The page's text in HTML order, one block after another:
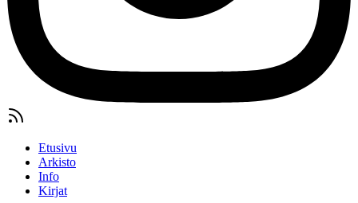
Etusivu
Arkisto
Info
Kirjat